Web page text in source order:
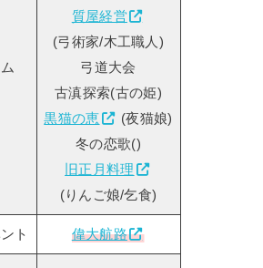
質屋経営
(弓術家/木工職人)
弓道大会
古滇探索(古の姫)
黒猫の恵
(夜猫娘)
冬の恋歌()
旧正月料理
(りんご娘/乞食)
ト 偉大航路